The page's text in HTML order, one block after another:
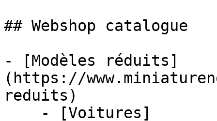
## Webshop catalogue
- [Modèles réduits]
(https://
reduits)